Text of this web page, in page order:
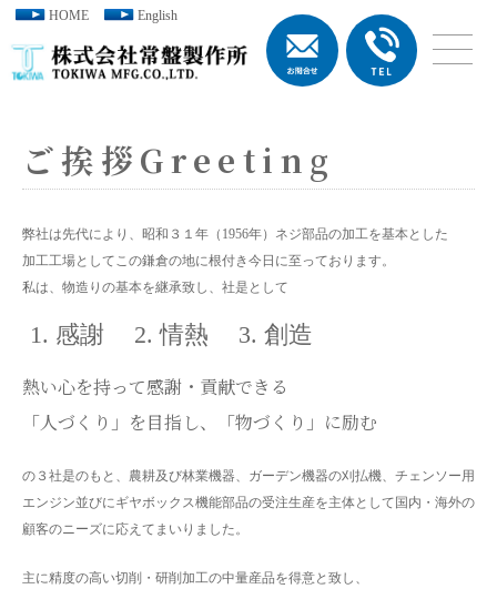
HOME English
ご挨拶Greeting
弊社は先代により、昭和３１年（1956年）ネジ部品の加工を基本とした
加工工場としてこの鎌倉の地に根付き今日に至っております。
私は、物造りの基本を継承致し、社是として
感謝 情熱 創造
熱い心を持って感謝・貢献できる
「人づくり」を目指し、「物づくり」に励む
の３社是のもと、農耕及び林業機器、ガーデン機器の刈払機、チェンソー用
エンジン並びにギヤボックス機能部品の受注生産を主体として国内・海外の
顧客のニーズに応えてまいりました。
主に精度の高い切削・研削加工の中量産品を得意と致し、